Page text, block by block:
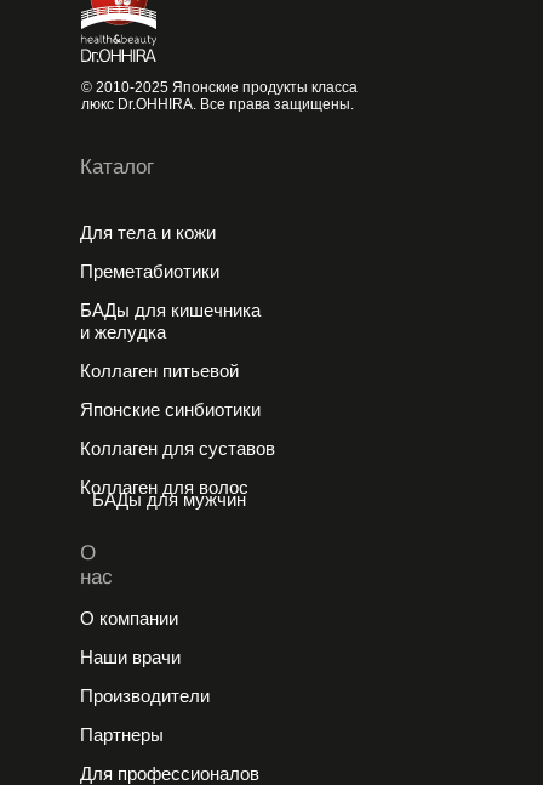
Каталог
О
нас
Для тела и кожи
© 2010-2025 Японские продукты класса
люкс Dr.OHHIRA. Все права защищены.
О компании
Преметабиотики
Наши врачи
БАДы для кишечника
и желудка
Производители
Коллаген питьевой
Партнеры
Для профессионалов
Японские cинбиотики
Коллаген для суставов
Коллаген для волос
БАДы для мужчин